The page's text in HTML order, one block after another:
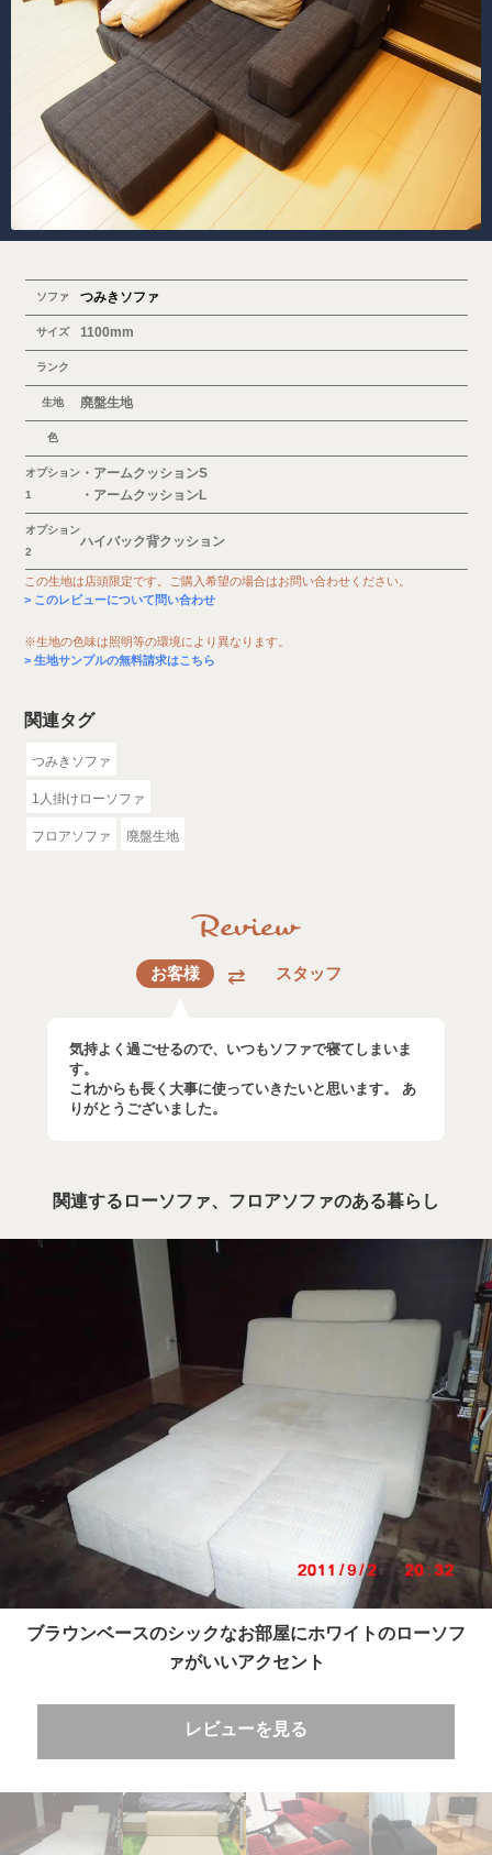
ソファ つみきソファ
サイズ 1100mm
ランク
生地 廃盤生地
色
オプション
1
・アームクッションS
・アームクッションL
オプション
2
ハイバック背クッション
この生地は店頭限定です。ご購入希望の場合はお問い合わせください。
このレビューについて問い合わせ
※生地の色味は照明等の環境により異なります。
生地サンプルの無料請求はこちら
関連タグ
つみきソファ
1人掛けローソファ
フロアソファ 廃盤生地
お客様 スタッフ
気持よく過ごせるので、いつもソファで寝てしまいま
す。
これからも長く大事に使っていきたいと思います。 あ
りがとうございました。
関連するローソファ、フロアソファのある暮らし
ブラウンベースのシックなお部屋にホワイトのローソフ
ァがいいアクセント
レビューを見る